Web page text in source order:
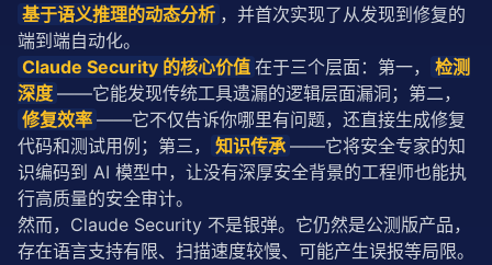
基于语义推理的动态分析 ，并首次实现了从发现到修复的
端到端自动化。
Claude Security 的核心价值 在于三个层面：第一，
检测
深度 ——它能发现传统工具遗漏的逻辑层面漏洞；第二，
修复效率 ——它不仅告诉你哪里有问题，还直接生成修复
代码和测试用例；第三，
知识传承 ——它将安全专家的知
识编码到 AI 模型中，让没有深厚安全背景的工程师也能执
行高质量的安全审计。
然而，Claude Security 不是银弹。它仍然是公测版产品，
存在语言支持有限、扫描速度较慢、可能产生误报等局限。